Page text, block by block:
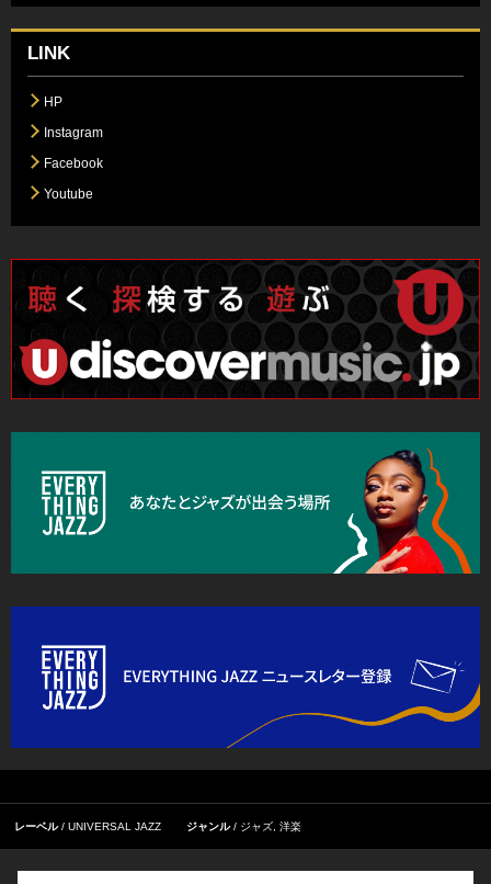
LINK
HP
Instagram
Facebook
Youtube
レーベル UNIVERSAL JAZZ ジャンル ジャズ 洋楽